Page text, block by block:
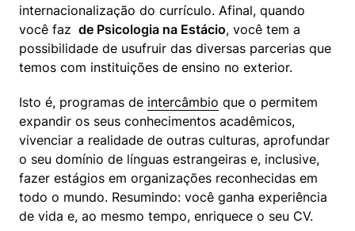
internacionalização do currículo. Afinal, quando
você faz de Psicologia na Estácio, você tem a
possibilidade de usufruir das diversas parcerias que
temos com instituições de ensino no exterior.
Isto é, programas de intercâmbio que o permitem
expandir os seus conhecimentos acadêmicos,
vivenciar a realidade de outras culturas, aprofundar
o seu domínio de línguas estrangeiras e, inclusive,
fazer estágios em organizações reconhecidas em
todo o mundo. Resumindo: você ganha experiência
de vida e, ao mesmo tempo, enriquece o seu CV.